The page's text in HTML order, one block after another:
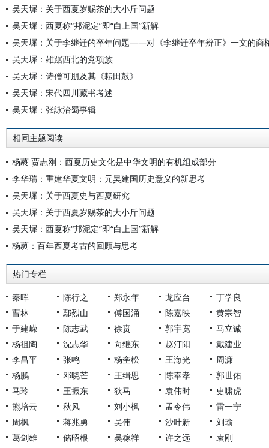
吴天墀：关于西夏岁赐茶的大小斤问题
吴天墀：西夏称“邦泥定”即“白上国”新解
吴天墀：关于李继迁的卒年问题——对《李继迁卒年辨正》一文的商
吴天墀：雄踞西北的党项族
吴天墀：诗僧可朋及其《耘田鼓》
吴天墀：宋代四川藏书考述
吴天墀：张詠治蜀事辑
相同主题阅读
杨蕤 贾志刚：西夏历史文化是中华文明的有机组成部分
李华瑞：重建华夏文明：元昊建国历史意义的新思考
吴天墀：关于西夏史与西夏研究
吴天墀：关于西夏岁赐茶的大小斤问题
吴天墀：西夏称“邦泥定”即“白上国”新解
杨蕤：百年西夏考古的回顾与思考
热门专栏
秦晖 陈行之 郑永年 龙应台
丁学良
曹林
鄢烈山 傅国涌 陈嘉映
黄宗智
于建嵘
陈志武 徐贲 郭宇宽
马立诚
杨祖陶
沈志华 向继东 赵汀阳
戴建业
李昌平
张鸣 杨奎松 王海光
周濂
杨鹏
邓晓芒 王缉思 陈奉孝
郭世佑
马玲
王振东 狄马 袁伟时
史啸虎
熊培云
秋风 刘小枫 孟令伟
雷一宁
周枫
蒋兆勇 吴伟 沙叶新
刘瑜
葛剑雄
储昭根 吴稼祥 许之远
袁刚